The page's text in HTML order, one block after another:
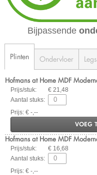
Bijpassende
Plinten Ondervloer
Hofmans at Home MDF
Prijs/stuk:
€ 21,48
Aantal stuks:
Prijs: € -,--
VOEG
Hofmans at Home MDF
Prijs/stuk:
€ 16,68
Aantal stuks:
Prijs: € -,--